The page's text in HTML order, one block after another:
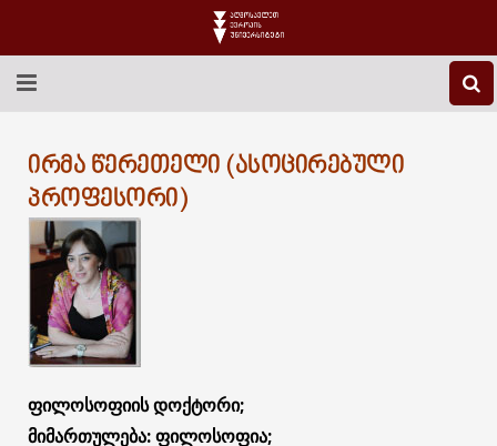
ᲒᲐᲜᲐᲗᲚᲔᲑᲐ
ᲙᲕᲚᲔᲕᲐ
ᲡᲐᲔᲠᲗᲐᲨᲝᲠᲘᲡᲝ
ᲑᲘᲑᲚᲘᲝᲗᲔᲙᲐ
ᲙᲝᲜᲢᲐᲥᲢᲘ
ᲘᲠᲛᲐ ᲬᲔᲠᲔᲗᲔᲚᲘ (ᲐᲡᲝᲪᲘᲠᲔᲑᲣᲚᲘ
ᲞᲠᲝᲤᲔᲡᲝᲠᲘ)
ფილოსოფიის დოქტორი;
მიმართულება: ფილოსოფია;